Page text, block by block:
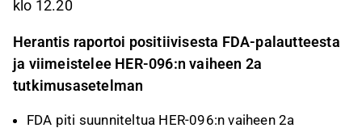
klo 12.20
Herantis raportoi positiivisesta FDA-palautteesta
ja viimeistelee HER-096:n vaiheen 2a
tutkimusasetelman
FDA piti suunniteltua HER-096:n vaiheen 2a